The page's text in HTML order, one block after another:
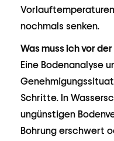
nochmals senken.
Was muss ich vor
Eine Bodenanalyse
Schritte. In
ungünstigen
Bohrung erschwert